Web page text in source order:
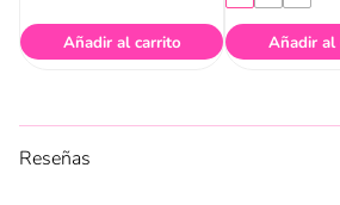
Añadir al carrito Añadir al
Reseñas